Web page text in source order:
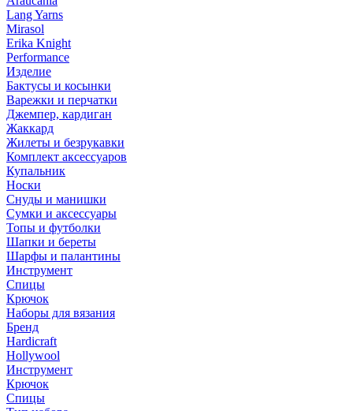
Lang Yarns
Mirasol
Erika Knight
Performance
Изделие
Бактусы и косынки
Варежки и перчатки
Джемпер, кардиган
Жаккард
Жилеты и безрукавки
Комплект аксессуаров
Купальник
Носки
Снуды и манишки
Сумки и аксессуары
Топы и футболки
Шапки и береты
Шарфы и палантины
Инструмент
Спицы
Крючок
Наборы для вязания
Бренд
Hardicraft
Hollywool
Инструмент
Крючок
Спицы